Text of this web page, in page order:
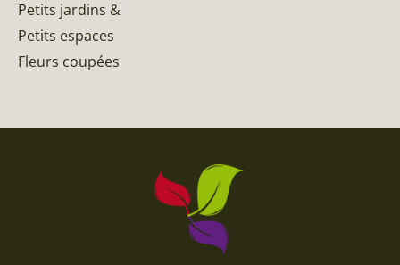
Petits jardins &
Petits espaces
Fleurs coupées